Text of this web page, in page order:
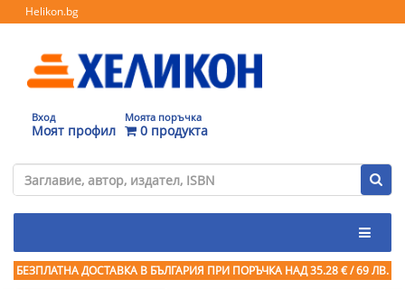
Helikon.bg
Вход
Моят профил
Моята поръчка
0 продукта
БЕЗПЛАТНА ДОСТАВКА В БЪЛГАРИЯ ПРИ ПОРЪЧКА НАД 35.28 € / 69 ЛВ.